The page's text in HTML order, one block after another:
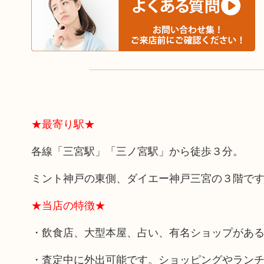
★最寄り駅★
各線「三宮駅」「三ノ宮駅」から徒歩３分。
ミント神戸の東側、ダイエー神戸三宮の３階で
★当店の特徴★
・飲食店、大型本屋、占い、有名ショップがあ
・査定中に外出可能です。ショッピングやラン